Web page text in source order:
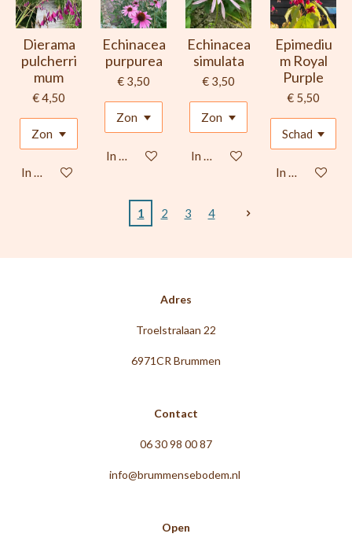
Dierama
pulcherri
mum
€ 4,50
In winkelwagen
Echinacea
purpurea
€ 3,50
In winkelwagen
Echinacea
simulata
€ 3,50
In winkelwagen
Epimediu
m Royal
Purple
€ 5,50
In
1 2 3 4
Adres
Troelstralaan 22
6971CR Brummen
Contact
06 30 98 00 87
info@brummensebodem.nl
Open